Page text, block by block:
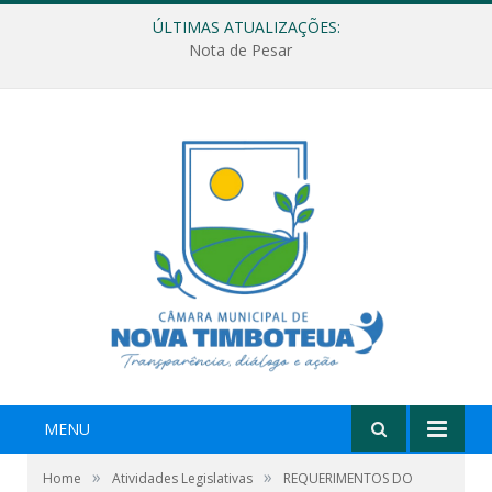
ÚLTIMAS ATUALIZAÇÕES:
Nota de Pesar
MENU
Home » Atividades Legislativas »
REQUERIMENTOS DO